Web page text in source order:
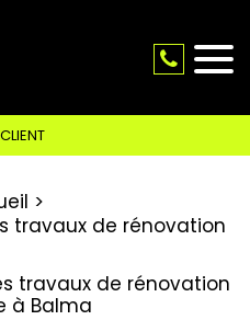
travaux de rénovation
travaux de rénovation
à Balma